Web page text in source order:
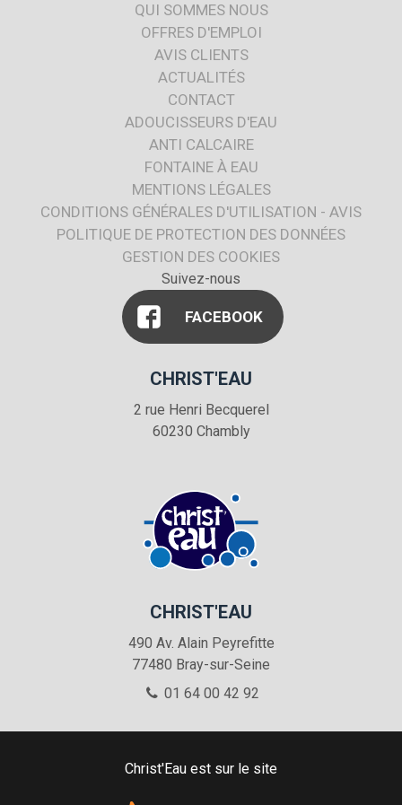
QUI SOMMES NOUS
OFFRES D'EMPLOI
AVIS CLIENTS
ACTUALITÉS
CONTACT
ADOUCISSEURS D'EAU
ANTI CALCAIRE
FONTAINE À EAU
MENTIONS LÉGALES
CONDITIONS GÉNÉRALES D'UTILISATION - AVIS
POLITIQUE DE PROTECTION DES DONNÉES
GESTION DES COOKIES
Suivez-nous
FACEBOOK
CHRIST'EAU
2 rue Henri Becquerel
60230 Chambly
CHRIST'EAU
490 Av. Alain Peyrefitte
77480 Bray-sur-Seine
01 64 00 42 92
Christ'Eau est sur le site